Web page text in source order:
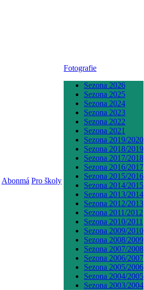
Abonmá Pro školy
Fotografie
Sezona 2026
Sezona 2025
Sezona 2024
Sezona 2023
Sezona 2022
Sezona 2021
Sezona 2019/2020
Sezona 2018/2019
Sezona 2017/2018
Sezona 2016/2017
Sezona 2015/2016
Sezona 2014/2015
Sezona 2013/2014
Sezona 2012/2013
Sezona 2011/2012
Sezona 2010/2011
Sezona 2009/2010
Sezona 2008/2009
Sezona 2007/2008
Sezona 2006/2007
Sezona 2005/2006
Sezona 2004/2005
Sezona 2003/2004